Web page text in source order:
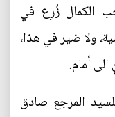
الكمال زُرِع في
ولا ضير في هذا،
أمام.
المرجع صادق